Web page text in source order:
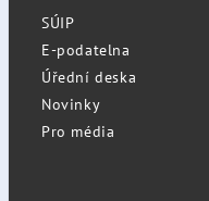
SÚIP
E-podatelna
Úřední deska
Novinky
Pro média